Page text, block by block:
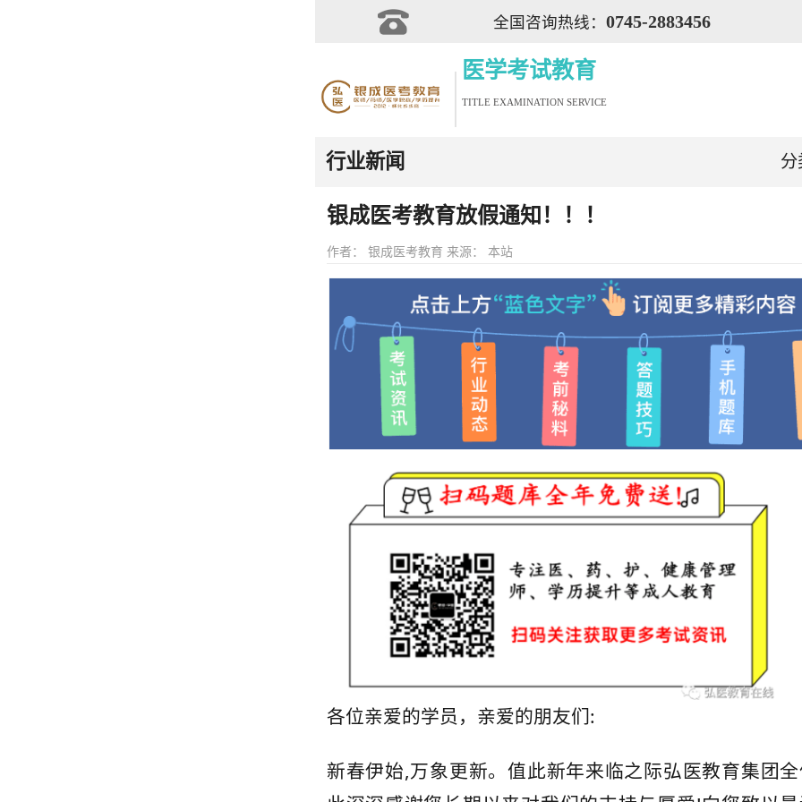
全国咨询热线： 0745-2883456
医学考试教育
TITLE EXAMINATION SERVICE
行业新闻 分
银成医考教育放假通知！！！
作者： 银成医考教育 来源： 本站
各位亲爱的学员，亲爱的朋友们:
新春伊始,万象更新。值此新年来临之际弘医教育集团